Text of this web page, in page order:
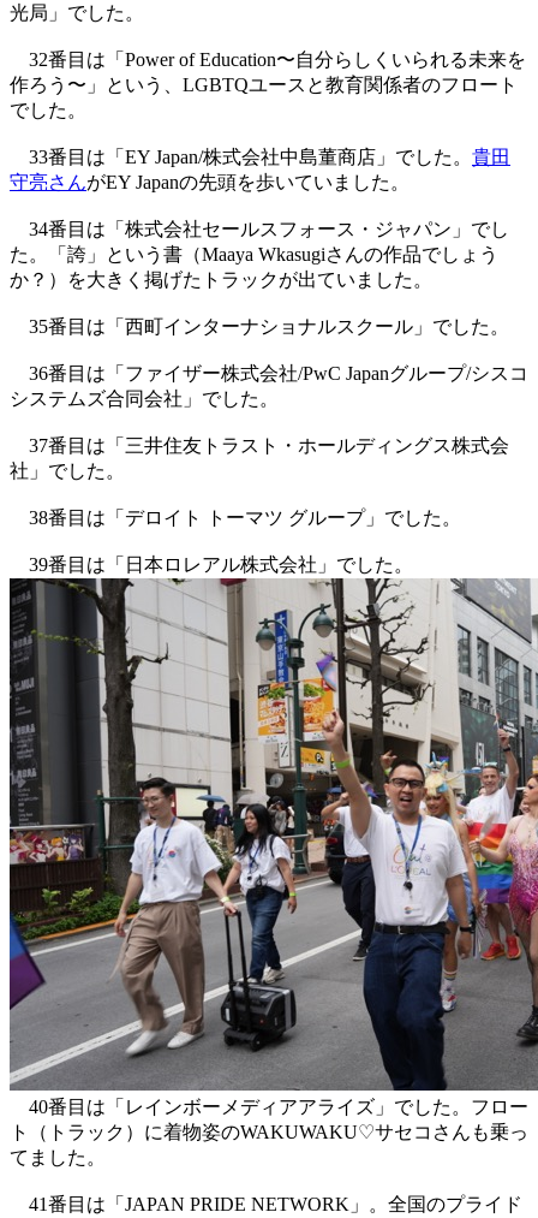
光局」でした。
32番目は「Power of Education〜自分らしくいられる未来を
作ろう〜」という、LGBTQユースと教育関係者のフロート
でした。
33番目は「EY Japan/株式会社中島董商店」でした。 貴田
守亮さんがEY Japanの先頭を歩いていました。
34番目は「株式会社セールスフォース・ジャパン」でし
た。「誇」という書（Maaya Wkasugiさんの作品でしょう
か？）を大きく掲げたトラックが出ていました。
35番目は「西町インターナショナルスクール」でした。
36番目は「ファイザー株式会社/PwC Japanグループ/シスコ
システムズ合同会社」でした。
37番目は「三井住友トラスト・ホールディングス株式会
社」でした。
38番目は「デロイト トーマツ グループ」でした。
39番目は「日本ロレアル株式会社」でした。
40番目は「レインボーメディアアライズ」でした。フロー
ト（トラック）に着物姿のWAKUWAKU♡サセコさんも乗っ
てました。
41番目は「JAPAN PRIDE NETWORK」。全国のプライド